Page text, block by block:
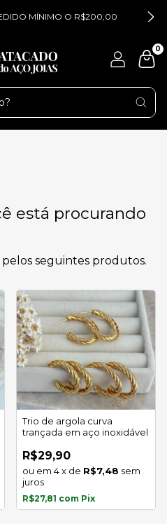
MÍNIMO O R$200,00
0
está procurando
seguintes produtos.
Trio de argola curva
trançada em aço inoxidável
R$29,90
4x de R$7,48 sem
juros
R$27,81 com Pix